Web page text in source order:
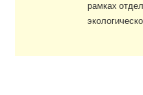
рамках